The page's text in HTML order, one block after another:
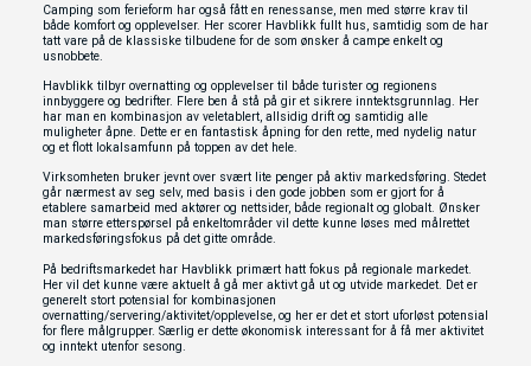
Camping som ferieform har også fått en renessanse, men med større krav til
både komfort og opplevelser. Her scorer Havblikk fullt hus, samtidig som de har
tatt vare på de klassiske tilbudene for de som ønsker å campe enkelt og
usnobbete.
Havblikk tilbyr overnatting og opplevelser til både turister og regionens
innbyggere og bedrifter. Flere ben å stå på gir et sikrere inntektsgrunnlag. Her
har man en kombinasjon av veletablert, allsidig drift og samtidig alle
muligheter åpne. Dette er en fantastisk åpning for den rette, med nydelig natur
og et flott lokalsamfunn på toppen av det hele.
Virksomheten bruker jevnt over svært lite penger på aktiv markedsføring. Stedet
går nærmest av seg selv, med basis i den gode jobben som er gjort for å
etablere samarbeid med aktører og nettsider, både regionalt og globalt. Ønsker
man større etterspørsel på enkeltområder vil dette kunne løses med målrettet
markedsføringsfokus på det gitte område.
På bedriftsmarkedet har Havblikk primært hatt fokus på regionale markedet.
Her vil det kunne være aktuelt å gå mer aktivt gå ut og utvide markedet. Det er
generelt stort potensial for kombinasjonen
overnatting/servering/aktivitet/opplevelse, og her er det et stort uforløst potensial
for flere målgrupper. Særlig er dette økonomisk interessant for å få mer aktivitet
og inntekt utenfor sesong.